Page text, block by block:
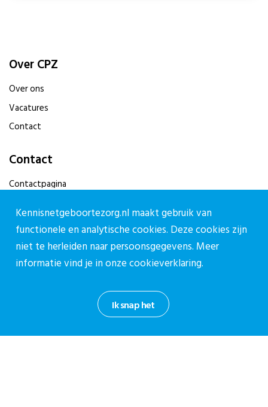
Over CPZ
Over ons
Vacatures
Contact
Contact
Contactpagina
cpz@stichtingcpz.nl
Mercatorlaan 1200, 3528 BL Utrecht
Blijf op de hoogte
Meld je aan voor onze nieuwsbrief.
Aanmelden nieuwsbrief
Ik snap het
Kennisnetgeboortezorg.nl maakt gebruik van
functionele en analytische cookies. Deze cookies zijn
niet te herleiden naar persoonsgegevens. Meer
informatie vind je in onzecookieverklaring.